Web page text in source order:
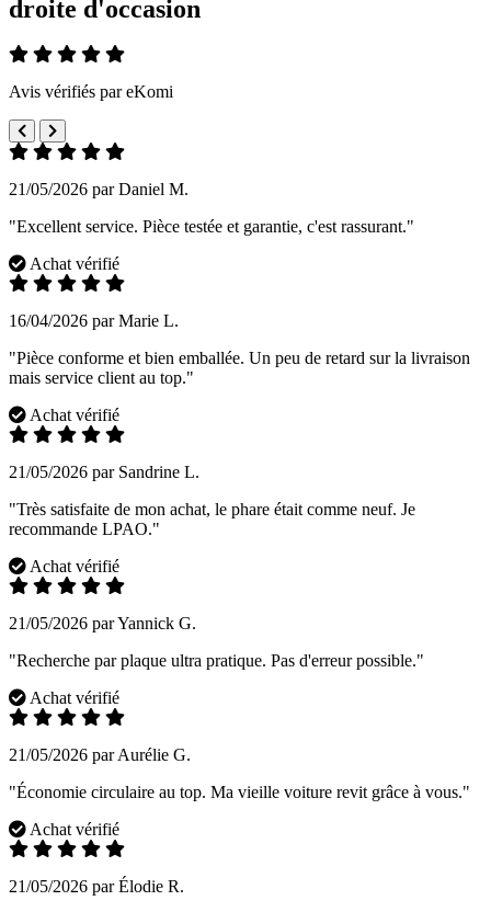
droite d'occasion
Avis vérifiés par eKomi
21/05/2026 par Daniel M.
"Excellent service. Pièce testée et garantie, c'est rassurant."
Achat vérifié
16/04/2026 par Marie L.
"Pièce conforme et bien emballée. Un peu de retard sur la livraison
mais service client au top."
Achat vérifié
21/05/2026 par Sandrine L.
"Très satisfaite de mon achat, le phare était comme neuf. Je
recommande LPAO."
Achat vérifié
21/05/2026 par Yannick G.
"Recherche par plaque ultra pratique. Pas d'erreur possible."
Achat vérifié
21/05/2026 par Aurélie G.
"Économie circulaire au top. Ma vieille voiture revit grâce à vous."
Achat vérifié
21/05/2026 par Élodie R.